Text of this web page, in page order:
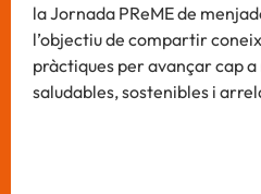
la Jornada PReME de
l’objectiu de compartir
pràctiques per avançar cap
saludables, sostenibles i